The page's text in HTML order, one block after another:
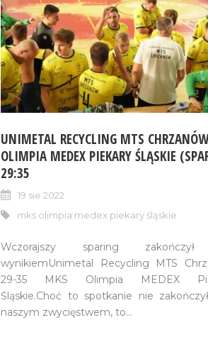
UNIMETAL RECYCLING MTS
OLIMPIA MEDEX PIEKARY ŚLĄSKIE
29:35
19 sie 2022
mks olimpia medex piekary śląskie
Wczorajszy sparing
wynikiemUnimetal Recycling MTS
29-35 MKS Olimpia MEDEX
Śląskie.Choć to spotkanie nie
naszym zwycięstwem, to...